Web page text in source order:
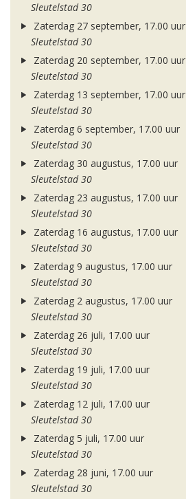
Sleutelstad 30
Zaterdag 27 september, 17.00 uur
Sleutelstad 30
Zaterdag 20 september, 17.00 uur
Sleutelstad 30
Zaterdag 13 september, 17.00 uur
Sleutelstad 30
Zaterdag 6 september, 17.00 uur
Sleutelstad 30
Zaterdag 30 augustus, 17.00 uur
Sleutelstad 30
Zaterdag 23 augustus, 17.00 uur
Sleutelstad 30
Zaterdag 16 augustus, 17.00 uur
Sleutelstad 30
Zaterdag 9 augustus, 17.00 uur
Sleutelstad 30
Zaterdag 2 augustus, 17.00 uur
Sleutelstad 30
Zaterdag 26 juli, 17.00 uur
Sleutelstad 30
Zaterdag 19 juli, 17.00 uur
Sleutelstad 30
Zaterdag 12 juli, 17.00 uur
Sleutelstad 30
Zaterdag 5 juli, 17.00 uur
Sleutelstad 30
Zaterdag 28 juni, 17.00 uur
Sleutelstad 30